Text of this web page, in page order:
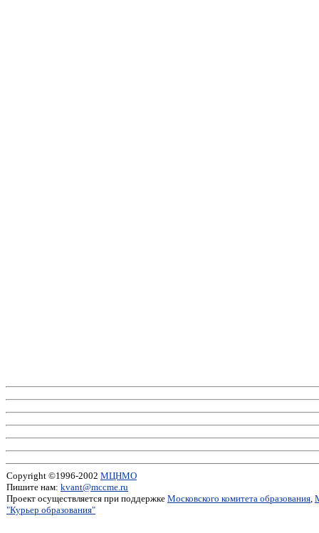
Copyright ©1996-2002 МЦНМО
Пишите нам: kvant@mccme.ru
Проект осуществляется при поддержке Московского комитета образования,
"Курьер образования"